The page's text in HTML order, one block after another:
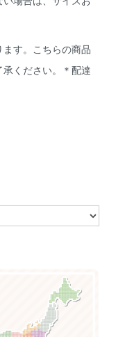
ます。こちらの商品
ください。＊配達